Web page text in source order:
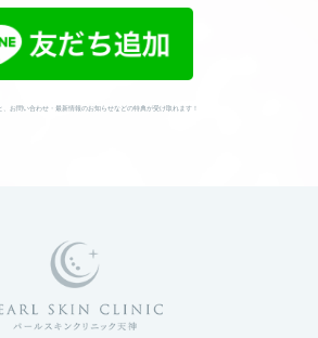
、お問い合わせ・最新情報のお知らせなどの特典が受け取れます！